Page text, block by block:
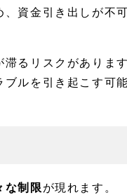
資金引き出しが不
るリスクがありま
ルを引き起こす可
な制限 が現れます。